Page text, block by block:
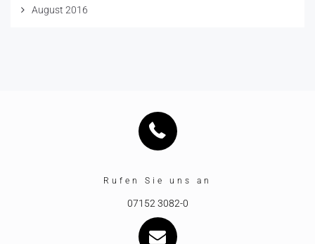
August 2016
Rufen Sie uns an
07152 3082-0